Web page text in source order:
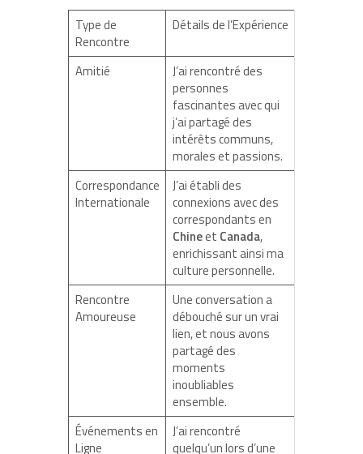
Type de
Rencontre
Détails de l’Expérience
Amitié
J’ai rencontré des
personnes
fascinantes avec qui
j’ai partagé des
intérêts communs,
morales et passions.
Correspondance
Internationale
J’ai établi des
connexions avec des
correspondants en
Chineet Canada,
enrichissant ainsi ma
culture personnelle.
Rencontre
Amoureuse
Une conversation a
débouché sur un vrai
lien, et nous avons
partagé des
moments
inoubliables
ensemble.
Événements en
Ligne
J’ai rencontré
quelqu’un lors d’une